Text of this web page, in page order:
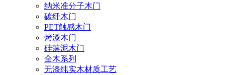
纳米准分子木门
碳纤木门
PET触感木门
烤漆木门
硅藻泥木门
全木系列
无漆纯实木材质工艺